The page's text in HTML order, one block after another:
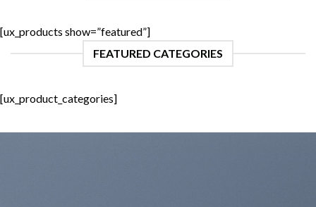
[ux_products show=”featured”]
FEATURED CATEGORIES
[ux_product_categories]